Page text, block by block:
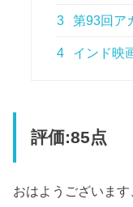
3 第93回ア
4 インド映
評価:85点
おはようございます